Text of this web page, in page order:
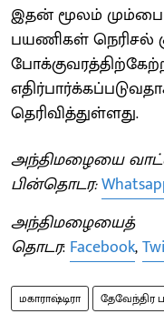
இதன் மூலம்
பயணிகள் நெரிசல்
தெரிவித்துள்ளது.
அந்திமழையை
பின்தொடர:
அந்திமழையைத்
தொடர: Facebook,
மகாராஷ்டிரா தேவேந்திர